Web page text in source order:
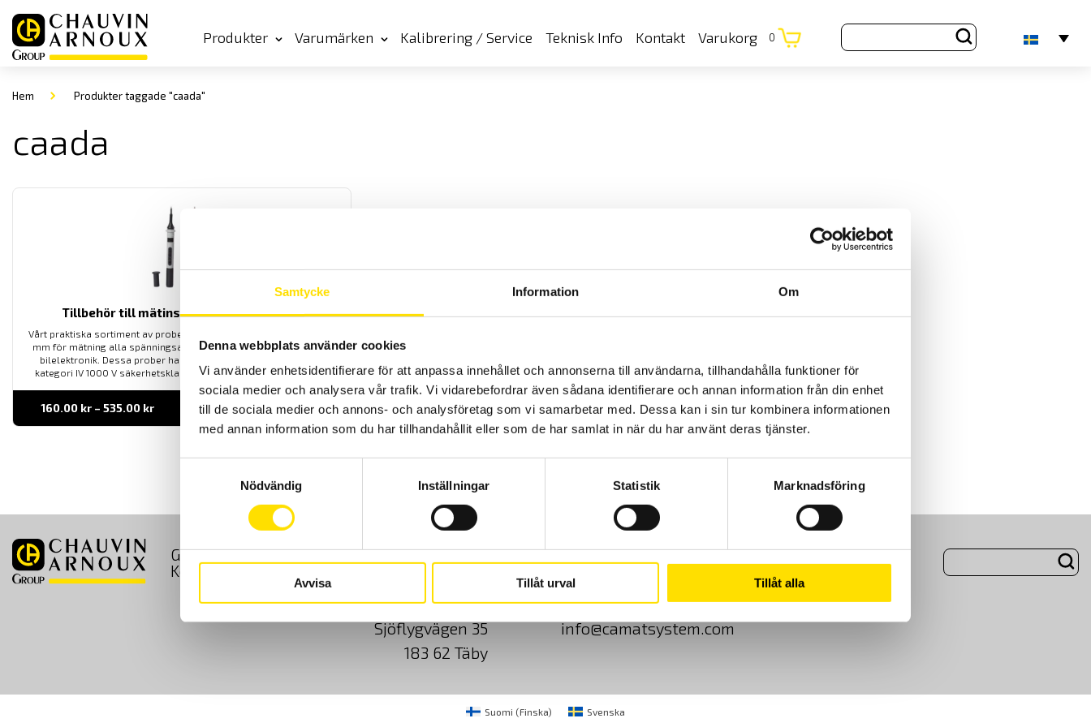
Samtycke Information Om
Denna webbplats använder cookies
Vi använder enhetsidentifierare för att anpassa innehållet och annonserna till användarna, tillhandahålla funktioner för
sociala medier och analysera vår trafik. Vi vidarebefordrar även sådana identifierare och annan information från din enhet
till de sociala medier och annons- och analysföretag som vi samarbetar med. Dessa kan i sin tur kombinera informationen
med annan information som du har tillhandahållit eller som de har samlat in när du har använt deras tjänster.
Nödvändig
Inställningar Statistik Marknadsföring
Avvisa Tillåt urval Tillåt alla
Produkter Varumärken Kalibrering / Service Teknisk Info Kontakt Varukorg 0
Hem Produkter taggade "caada"
caada
Tillbehör till mätinstrument, mätprober
Vårt praktiska sortiment av prober med diameter från 0,6 mm till 4
mm för mätning alla spänningsapplikationer från DIN-system till
bilelektronik. Dessa prober har 4 mm anslutning, med upp till
kategori IV 1000 V säkerhetsklassning enligt IEC 61010 standard.
160.00 kr – 535.00 krPrisintervall:
160.00 kr
till
LÄS MER
GDPR Köpvillkor Cookies Klagomål Kundundersökning
Om Oss
Kontakt
CA Mätsystem AB
Sjöflygvägen 35
183 62 Täby
08-50 52 68 00
info@camatsystem.com
Suomi (Finska) Svenska